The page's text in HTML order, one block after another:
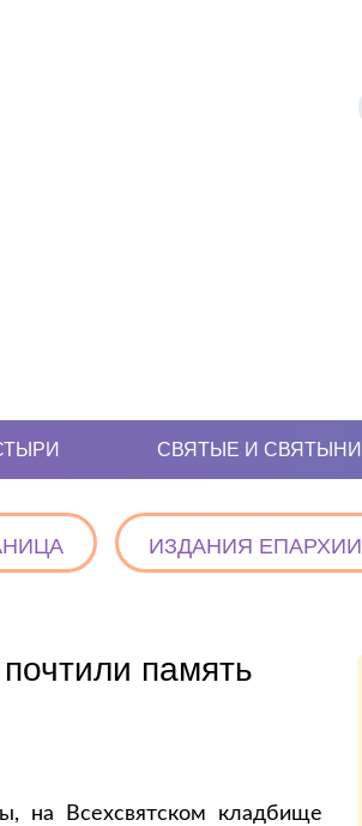
СВЯТЫЕ И СВЯТЫНИ
ИЗДАНИЯ ЕПАРХИИ
память
на Всехсвятском кладбище